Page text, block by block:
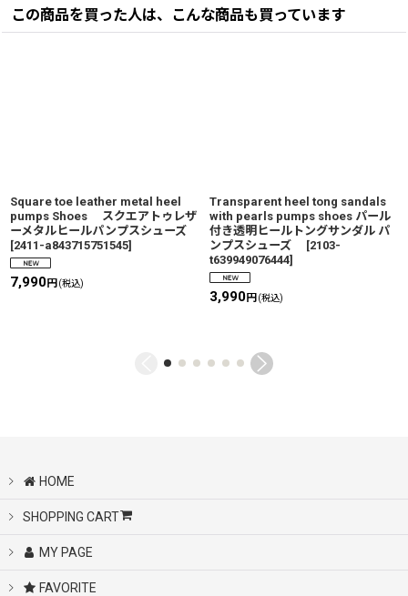
この商品を買った人は、こんな商品も買っています
Square toe leather metal heel
pumps Shoes スクエアトゥレザ
ーメタルヒールパンプスシューズ
[2411-a843715751545]
7,990円(税込)
Transparent heel tong sandals
with pearls pumps shoes パール
付き透明ヒールトングサンダル パ
ンプスシューズ
[2103-
t639949076444]
3,990円(税込)
HOME
SHOPPING CART
MY PAGE
FAVORITE